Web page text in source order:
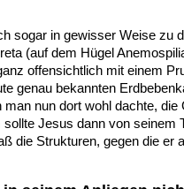
sogar in gewisser Weise zu
(auf dem Hügel
offensichtlich mit einem
genau bekannten
man nun dort wohl dachte, die
Jesus dann von seinem
die Strukturen, gegen die er